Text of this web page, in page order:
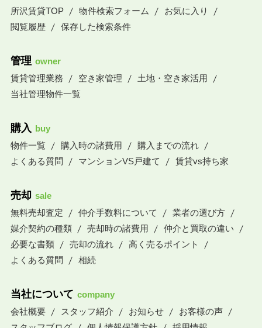
所沢賃貸TOP
物件検索フォーム
お気に入り
閲覧履歴
保存した検索条件
管理 owner
賃貸管理業務
空き家管理
土地・空き家活用
当社管理物件一覧
購入 buy
物件一覧
購入時の諸費用
購入までの流れ
よくある質問
マンションVS戸建て 賃貸vs持ち家
売却 sale
無料売却査定
仲介手数料について
業者の選び方
媒介契約の種類
売却時の諸費用
仲介と買取の違い
必要な書類
売却の流れ
高く売るポイント
よくある質問
相続
当社について company
会社概要
スタッフ紹介 お知らせ
お客様の声